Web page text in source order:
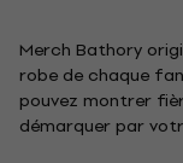
Merch Bathory
robe de chaque
pouvez montrer
démarquer par